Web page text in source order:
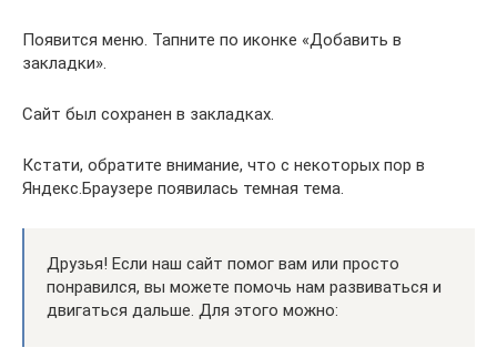
Появится меню. Тапните по иконке «Добавить в
закладки».
Сайт был сохранен в закладках.
Кстати, обратите внимание, что с некоторых пор в
Яндекс.Браузере появилась темная тема.
Друзья! Если наш сайт помог вам или просто
понравился, вы можете помочь нам развиваться и
двигаться дальше. Для этого можно: